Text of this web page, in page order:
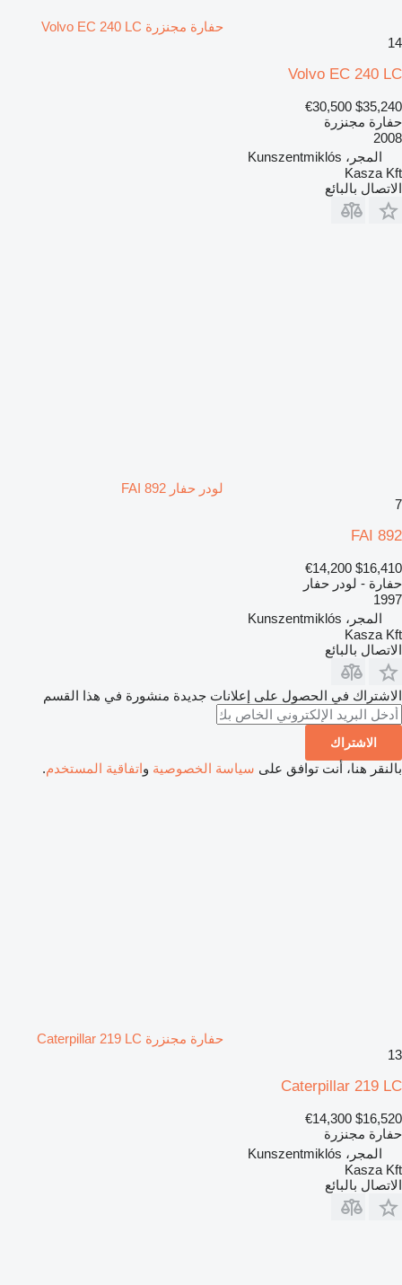
حفارة مجنزرة Volvo EC 240 LC
14
Volvo EC 240 LC
$35,240
€30,500
حفارة مجنزرة
2008
المجر، Kunszentmiklós
Kasza Kft
الاتصال بالبائع
لودر حفار FAI 892
7
FAI 892
$16,410
€14,200
حفارة - لودر حفار
1997
المجر، Kunszentmiklós
Kasza Kft
الاتصال بالبائع
الاشتراك في الحصول على إعلانات جديدة منشورة في هذا القسم
الاشتراك
بالنقر هنا، أنت توافق على سياسة الخصوصية واتفاقية المستخدم.
حفارة مجنزرة Caterpillar 219 LC
13
Caterpillar 219 LC
$16,520
€14,300
حفارة مجنزرة
المجر، Kunszentmiklós
Kasza Kft
الاتصال بالبائع